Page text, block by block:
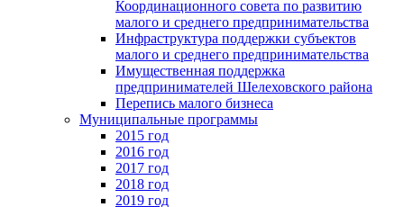
Координационного совета по развитию
малого и среднего предпринимательства
Инфраструктура поддержки субъектов
малого и среднего предпринимательства
Имущественная поддержка
предпринимателей Шелеховского района
Перепись малого бизнеса
Муниципальные программы
2015 год
2016 год
2017 год
2018 год
2019 год